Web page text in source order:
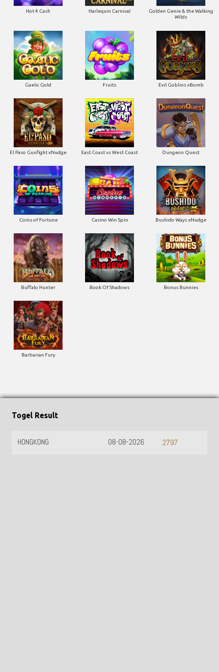
Hot 4 Cash Harlequin Carnival
Golden Genie & the Walking
Wilds
Gaelic Gold Fruits Evil Goblins xBomb
El Paso Gunfight xNudge East Coast vs West Coast Dungeon Quest
Coins of Fortune Casino Win Spin Bushido Ways xNudge
Buffalo Hunter Book Of Shadows Bonus Bunnies
Barbarian Fury
Togel Result
HONGKONG 2797
08-08-2026